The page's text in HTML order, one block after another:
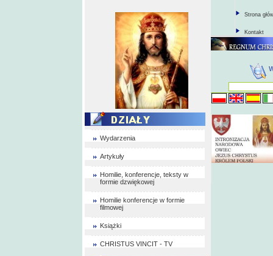
Wydarzenia
Artykuły
Homilie, konferencje, teksty w
formie dzwiękowej
Homilie konferencje w formie
filmowej
Książki
CHRISTUS VINCIT - TV
Strona
Kontakt